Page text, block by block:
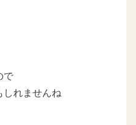
で
しれませんね